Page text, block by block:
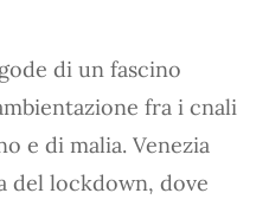
di un fascino
fra i cnali
e di malia. Venezia
del lockdown, dove